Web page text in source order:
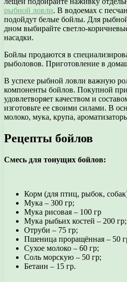
рыбной ловли. В водоемах с
подойдут белые бойлы. Для
дном выбирайте светло-
насадки.
Бойлы продаются в
рыболовов. Приготовление в
В успехе рыбной ловли важную
компоненты бойлов. Покупной
удовлетворяет качеством и
изготовьте ее своими силами. В
молоко, мука, крупа,
Рецепты бойлов
Смесь для тонущих бойлов:
Корм (для птиц, рыбок,
Мука – 300 гр;
Мука рисовая – 100 гр
Мука рыбьих костей – 200 гр;
Отруби – 75 гр;
Пшеница проращённая – 50
Сухое молоко – 60 гр;
Соль морскую – 50 гр;
Бетаин – 15 гр.